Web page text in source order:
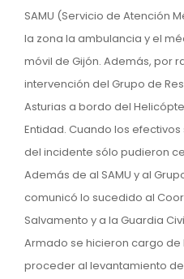
SAMU (Servicio de Atención
la zona la ambulancia y el
móvil de Gijón. Además, por
intervención del Grupo de
Asturias a bordo del
Entidad. Cuando los
del incidente sólo pudieron
Además de al SAMU y al
comunicó lo sucedido al
Salvamento y a la Guardia
Armado se hicieron cargo
proceder al levantamiento